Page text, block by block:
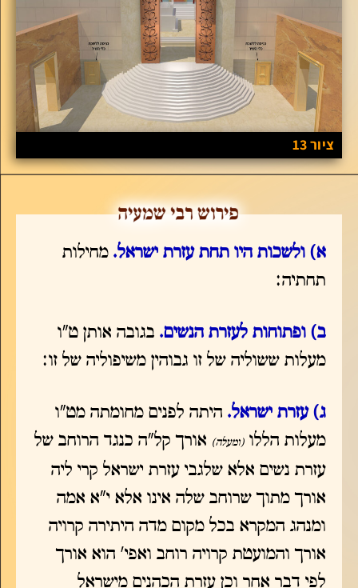
ציור 13
א) ולשכות היו תחת עזרת ישראל. מחילות
תחתיה:
ב) ופתוחות לעזרת הנשים. בגובה אותן ט"ו
מעלות ששוליה של זו גבוהין משיפוליה של זו:
ג)עזרת ישראל. היתה לפנים מחומתה מט"ו
מעלות הללו (ומעלה) אורך קל"ה כנגד הרוחב של
עזרת נשים אלא שלגבי עזרת ישראל קרי ליה
אורך מתוך שרוחב שלה אינו אלא י"א אמה
ומנהג המקרא בכל מקום מדה היתירה קרויה
אורך והמועטת קרויה רוחב ואפי' הוא אורך
לפי דבר אחר וכן עזרת הכהנים מישראל